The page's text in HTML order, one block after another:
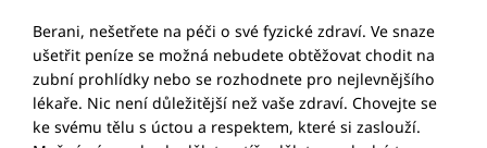
Berani, nešetřete na péči o své fyzické zdraví. Ve snaze
ušetřit peníze se možná nebudete obtěžovat chodit na
zubní prohlídky nebo se rozhodnete pro nejlevnějšího
lékaře. Nic není důležitější než vaše zdraví. Chovejte se
ke svému tělu s úctou a respektem, které si zaslouží.